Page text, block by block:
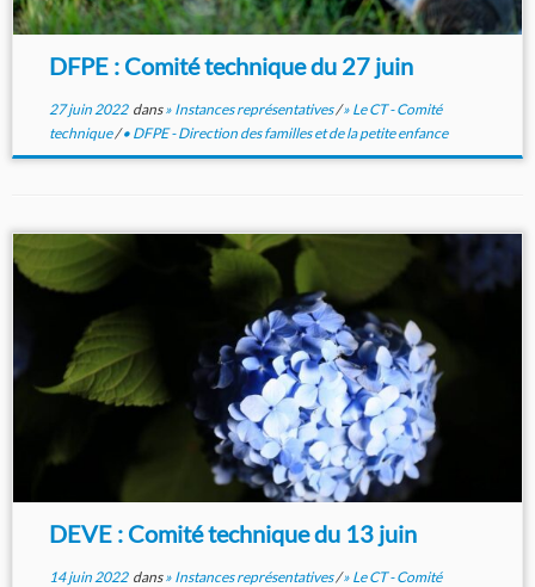
DFPE : Comité technique du 27 juin
27 juin 2022dans» Instances représentatives/» Le CT - Comité
technique/• DFPE - Direction des familles et de la petite enfance
DEVE : Comité technique du 13 juin
14 juin 2022dans» Instances représentatives/» Le CT - Comité